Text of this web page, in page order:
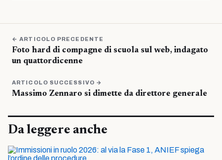
← ARTICOLO PRECEDENTE
Foto hard di compagne di scuola sul web, indagato
un quattordicenne
ARTICOLO SUCCESSIVO →
Massimo Zennaro si dimette da direttore generale
Da leggere anche